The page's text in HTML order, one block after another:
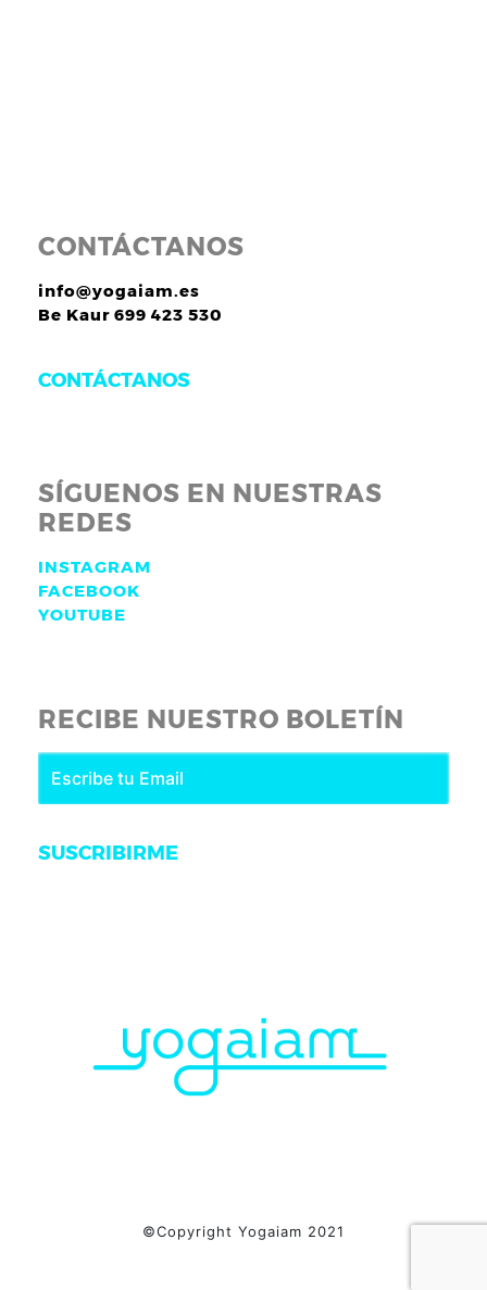
CONTÁCTANOS
info@yogaiam.es
Be Kaur 699 423 530
CONTÁCTANOS
SÍGUENOS EN NUESTRAS
REDES
INSTAGRAM
FACEBOOK
YOUTUBE
RECIBE NUESTRO BOLETÍN
SUSCRIBIRME
©Copyright Yogaiam 2021